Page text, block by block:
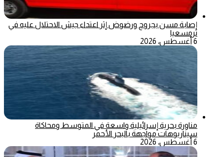
إصابة مسن بجروح ورضوض إثر اعتداء جيش الاحتلال عليه في
ترمسعيا
6 أغسطس، 2026
مناورة بحرية إسرائيلية واسعة في المتوسط ومحاكاة
سيناريوهات مواجهة بالبحر الأحمر
6 أغسطس، 2026